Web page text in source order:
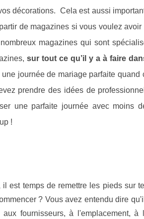
décorations. Cela est aussi
de magazines si vous voulez
magazines qui sont
sur tout ce qu’il y a à faire
journée de mariage parfaite quand
prendre des idées de
une parfaite journée avec moins
!
est temps de remettre les pieds sur
? Vous avez entendu dire
fournisseurs, à l'emplacement, à